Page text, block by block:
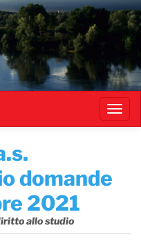
domande
2021
allo studio